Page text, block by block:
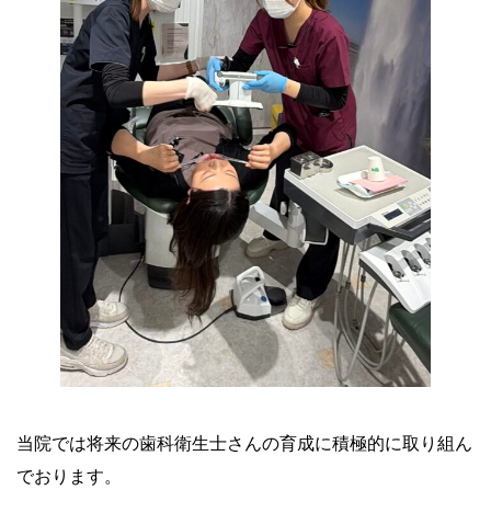
当院では将来の歯科衛生士さんの育成に積極的に取り組ん
でおります。